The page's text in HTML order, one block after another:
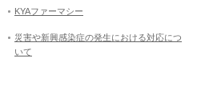
KYAファーマシー
災害や新興感染症の発生における対応につ
いて